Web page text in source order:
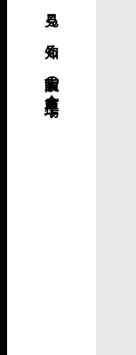
見る、知る、南大阪の倉庫･工場